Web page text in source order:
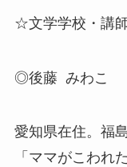
☆文学学校・講
◎後藤 みわこ
愛知県在住。福
「ママがこわれ